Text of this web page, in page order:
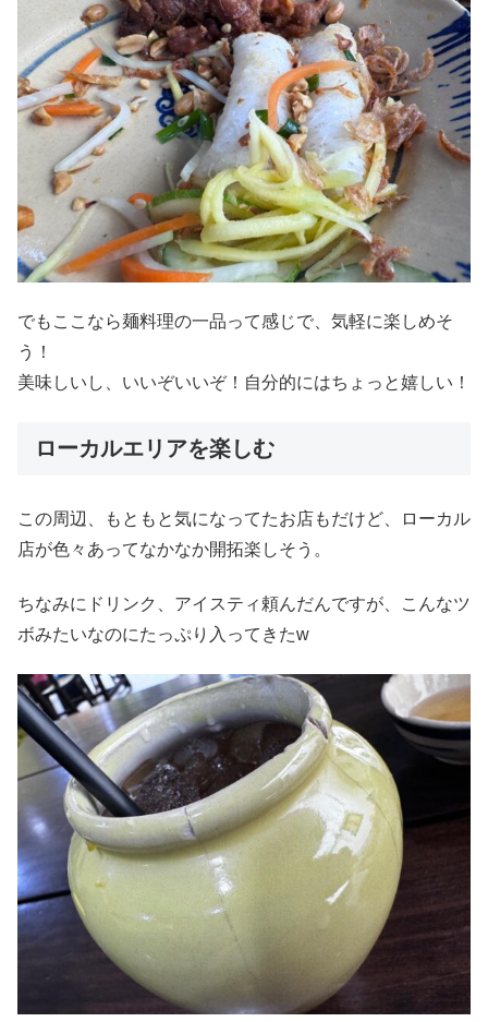
でもここなら麺料理の一品って感じで、気軽に楽しめそ
う！
美味しいし、いいぞいいぞ！自分的にはちょっと嬉しい！
ローカルエリアを楽しむ
この周辺、もともと気になってたお店もだけど、ローカル
店が色々あってなかなか開拓楽しそう。
ちなみにドリンク、アイスティ頼んだんですが、こんなツ
ボみたいなのにたっぷり入ってきたw